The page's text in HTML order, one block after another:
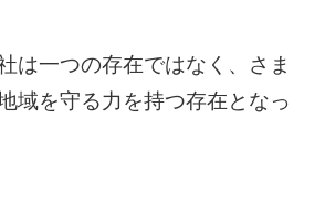
は一つの存在ではなく、さま
域を守る力を持つ存在となっ